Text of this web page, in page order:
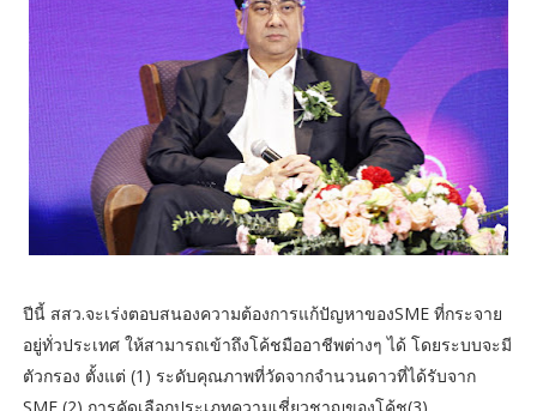
ปีนี้ สสว.จะเร่งตอบสนองความต้องการแก้ปัญหาของSME ที่กระจาย
อยู่ทั่วประเทศ ให้สามารถเข้าถึงโค้ชมืออาชีพต่างๆ ได้ โดยระบบจะมี
ตัวกรอง ตั้งแต่ (1) ระดับคุณภาพที่วัดจากจำนวนดาวที่ได้รับจาก